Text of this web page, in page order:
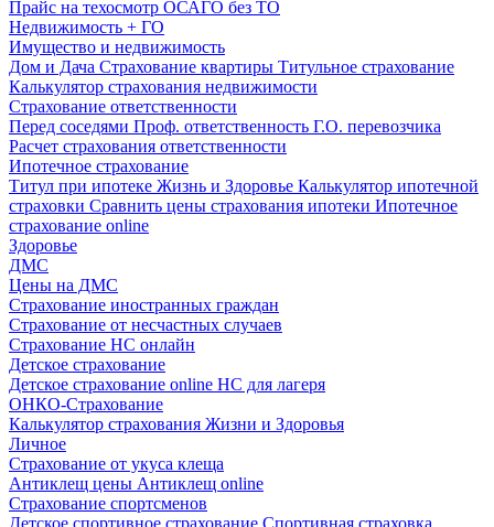
Прайс на техосмотр ОСАГО без ТО
Недвижимость + ГО
Имущество и недвижимость
Дом и Дача Страхование квартиры Титульное страхование
Калькулятор страхования недвижимости
Страхование ответственности
Перед соседями Проф. ответственность Г.О. перевозчика
Расчет страхования ответственности
Ипотечное страхование
Титул при ипотеке Жизнь и Здоровье Калькулятор ипотечной
страховки Сравнить цены страхования ипотеки Ипотечное
страхование online
Здоровье
ДМС
Цены на ДМС
Страхование иностранных граждан
Страхование от несчастных случаев
Страхование НС онлайн
Детское страхование
Детское страхование online НС для лагеря
ОНКО-Страхование
Калькулятор страхования Жизни и Здоровья
Личное
Страхование от укуса клеща
Антиклещ цены Антиклещ online
Страхование спортсменов
Детское спортивное страхование Спортивная страховка